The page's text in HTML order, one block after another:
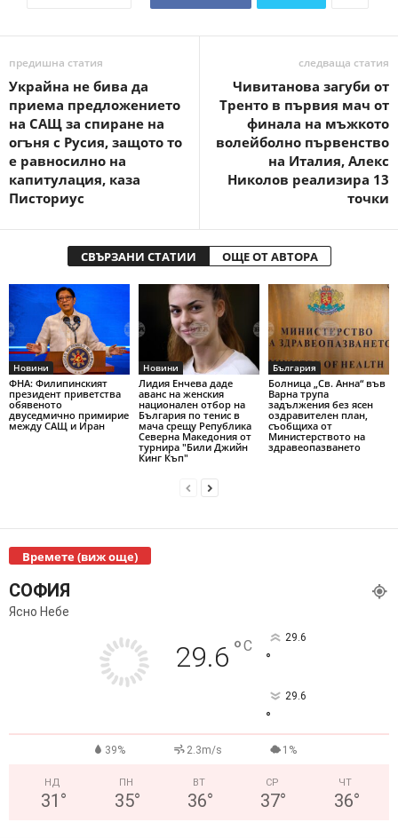
предишна статия
Украйна не бива да
приема предложението
на САЩ за спиране на
огъня с Русия, защото то
е равносилно на
капитулация, каза
Писториус
следваща статия
Чивитанова загуби от
Тренто в първия мач от
финала на мъжкото
волейболно първенство
на Италия, Алекс
Николов реализира 13
точки
СВЪРЗАНИ СТАТИИ ОЩЕ ОТ АВТОРА
Новини
ФНА: Филипинският
президент приветства
обявеното
двуседмично примирие
между САЩ и Иран
Новини
Лидия Енчева даде
аванс на женския
национален отбор на
България по тенис в
мача срещу Република
Северна Македония от
турнира "Били Джийн
Кинг Къп"
България
Болница „Св. Анна“ във
Варна трупа
задължения без ясен
оздравителен план,
съобщиха от
Министерството на
здравеопазването
Времете (виж още)
СОФИЯ
Ясно Небе
29.6 °C 29.6
°
29.6
°
39% 2.3m/s 1%
НД
31 °
ПН
35°
ВТ
36°
СР
37°
ЧТ
36°